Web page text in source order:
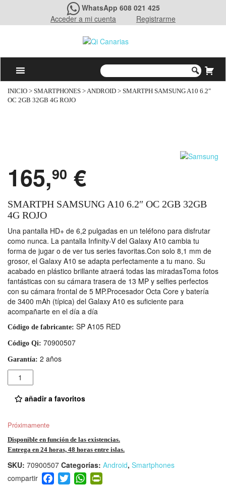
WhatsApp 608 021 425
Acceder a mi cuenta
Registrarme
INICIO > SMARTPHONES >ANDROID > SMARTPH SAMSUNG A10 6.2″
OC 2GB 32GB 4G ROJO
165,90 €
SMARTPH SAMSUNG A10 6.2″ OC 2GB 32GB
4G ROJO
Una pantalla HD+ de 6,2 pulgadas en un teléfono para disfrutar
como nunca. La pantalla Infinity-V del Galaxy A10 cambia tu
forma de jugar o de ver tus series favoritas.Con solo 8,1 mm de
grosor, el Galaxy A10 se adapta perfectamente a tu mano. Su
acabado en plástico brillante atraerá todas las miradasToma fotos
fantásticas con su cámara trasera de 13 MP y selfies perfectos
con su cámara frontal de 5 MP.Procesador Octa Core y batería
de 3400 mAh (típica) del Galaxy A10 es suficiente para
acompañarte en el día a día
Código de fabricante: SP A105 RED
Código Qi: 70900507
Garantía: 2 años
Cantidad
añadir a favoritos
Próximamente
Disponible en función de las existencias.
Entrega en 24 horas, 48 horas entre islas.
SKU: 70900507 Categorías: Android, Smartphones
F T W